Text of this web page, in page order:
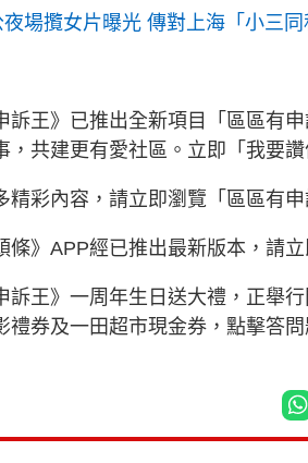
場攬女片曝光 傳對上海「小三
訴王》已推出全新項目「區區有
，共建更有愛社區。立即「我要讚
精彩內容，請立即瀏覽「區區有申
條》APP經已推出最新版本，請
訴王》一周年生日送大禮，正舉
禮券及一田超市現金券，點擊答問